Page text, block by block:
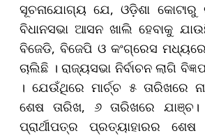
ସୂଚନାଯୋଗ୍ୟ ଯେ, ଓଡ଼ିଶା କୋଟାରୁ
ବିଧାନସଭା ଆସନ ଖାଲି ହେବାକୁ
ବିଜେଡି, ବିଜେପି ଓ କଂଗ୍ରେସ ମଧ୍ୟରେ
ଚାଲିଛି । ରାଜ୍ୟସଭା ନିର୍ବାଚନ ଲାଗି
। ଯେଉଁଥିରେ ମାର୍ଚ୍ଚ ୫ ତାରିଖରେ
ଶେଷ ତାରିଖ, ୬ ତାରିଖରେ ଯାଞ୍ଚ।
ପ୍ରାର୍ଥୀପତ୍ର ପ୍ରତ୍ୟାହାରର